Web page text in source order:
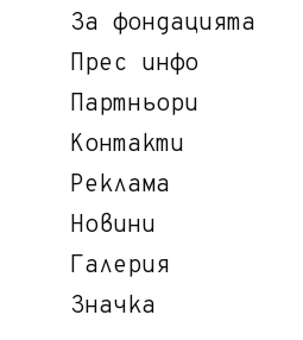
За фондацията
Прес инфо
Партньори
Контакти
Реклама
Новини
Галерия
Значка